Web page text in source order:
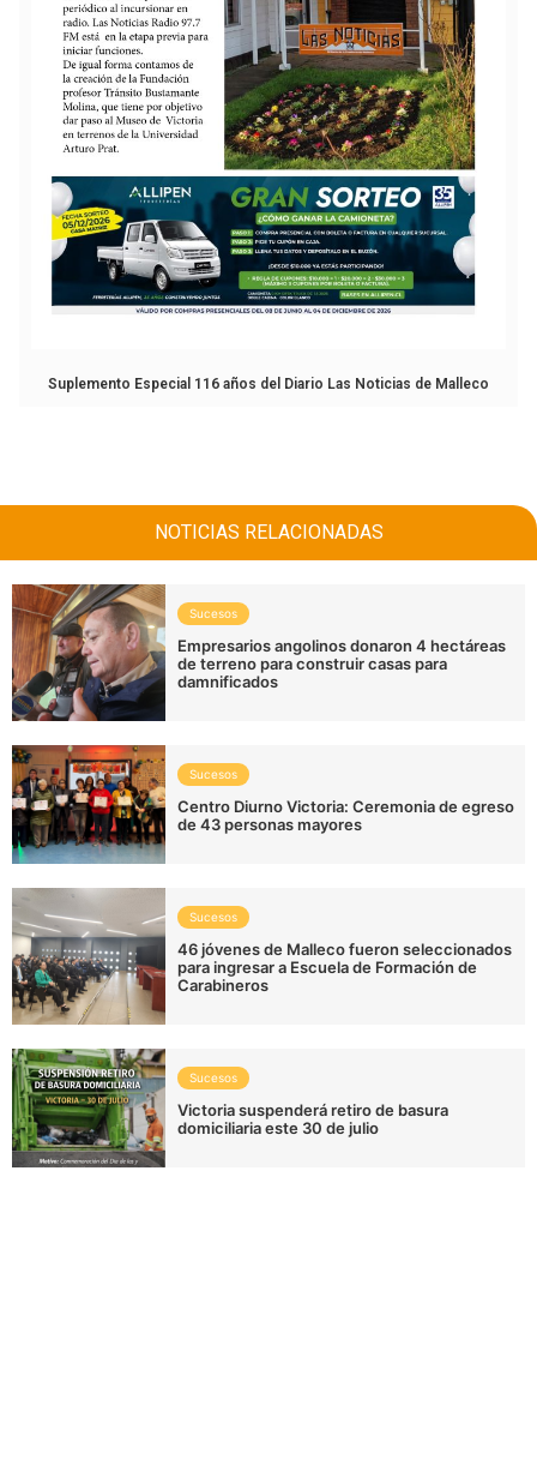
Suplemento Especial 116 años del Diario Las Noticias de Malleco
NOTICIAS RELACIONADAS
Sucesos
Empresarios angolinos donaron 4 hectáreas
de terreno para construir casas para
damnificados
Sucesos
Centro Diurno Victoria: Ceremonia de egreso
de 43 personas mayores
Sucesos
46 jóvenes de Malleco fueron seleccionados
para ingresar a Escuela de Formación de
Carabineros
Sucesos
Victoria suspenderá retiro de basura
domiciliaria este 30 de julio